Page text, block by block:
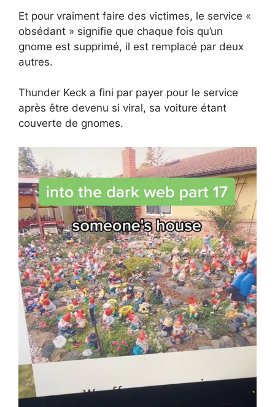
Et pour vraiment faire des victimes, le service «
obsédant » signifie que chaque fois qu’un
gnome est supprimé, il est remplacé par deux
autres.
Thunder Keck a fini par payer pour le service
après être devenu si viral, sa voiture étant
couverte de gnomes.